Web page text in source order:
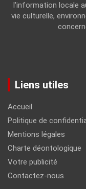
l'information locale
vie culturelle,
Liens utiles
Accueil
Politique de
Mentions légales
Charte déontologique
Votre publicité
Contactez-nous